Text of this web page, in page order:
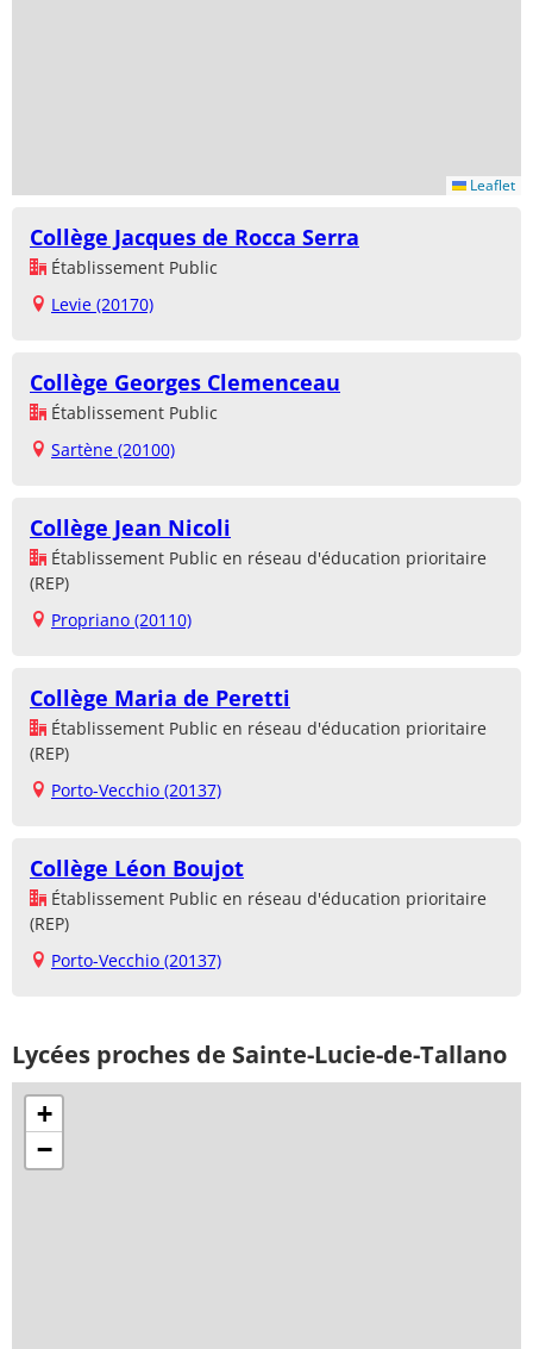
Leaflet
Collège Jacques de Rocca Serra
Établissement Public
Levie (20170)
Collège Georges Clemenceau
Établissement Public
Sartène (20100)
Collège Jean Nicoli
Établissement Public en réseau d'éducation prioritaire
(REP)
Propriano (20110)
Collège Maria de Peretti
Établissement Public en réseau d'éducation prioritaire
(REP)
Porto-Vecchio (20137)
Collège Léon Boujot
Établissement Public en réseau d'éducation prioritaire
(REP)
Porto-Vecchio (20137)
Lycées proches de Sainte-Lucie-de-Tallano
+
−